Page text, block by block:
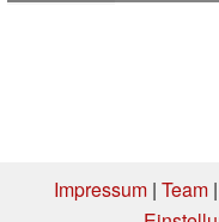
Impressum| Team|